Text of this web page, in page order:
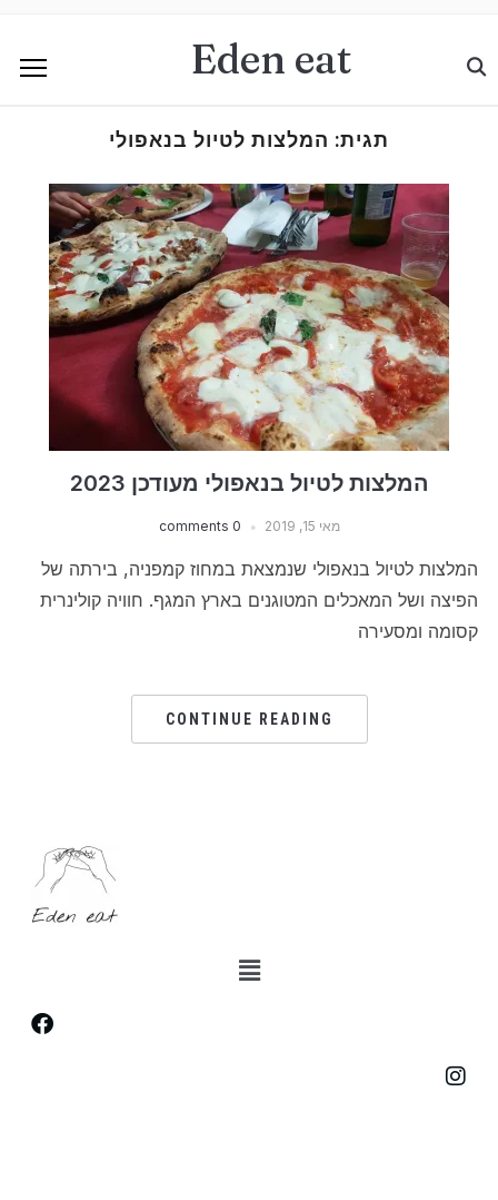
Eden eat
תגית: המלצות לטיול בנאפולי
המלצות לטיול בנאפולי מעודכן 2023
מאי 15, 2019 0 comments
המלצות לטיול בנאפולי שנמצאת במחוז קמפניה, בירתה של
הפיצה ושל המאכלים המטוגנים בארץ המגף. חוויה קולינרית
קסומה ומסעירה
CONTINUE READING